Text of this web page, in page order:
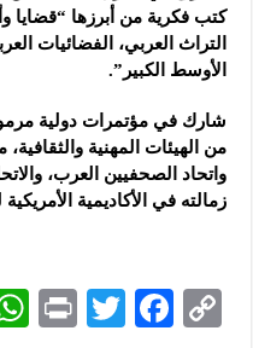
كتب فكرية من أبرزها “قضايا
التراث العربي، الفضائيات
الأوسط الكبير”.
شارك في مؤتمرات دولية
من الهيئات المهنية
واتحاد الصحفيين العرب،
زمالته في الأكاديمية
C
F
T
P